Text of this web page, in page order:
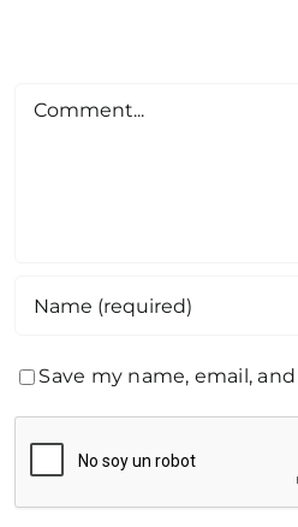
Comment
Save my name, email,